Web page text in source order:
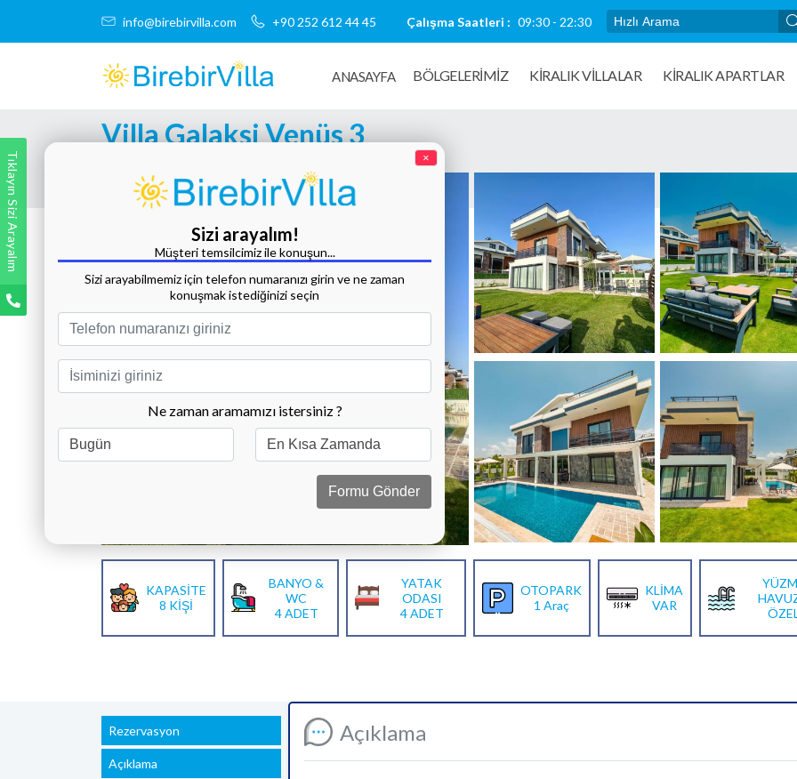
info@birebirvilla.com +90 252 612 44 45 Çalışma Saatleri : 09:30 - 22:30
ANASAYFA BÖLGELERİMİZ KIRALIK VILLALAR KİRALIK APARTLAR
Villa Galaksi Venüs 3
Tüm Fotoğrafları Göster
KAPASİTE
8 KİŞİ
BANYO &
WC
4 ADET
YATAK
ODASI
4 ADET
OTOPARK
1 Araç
KLİMA
VAR
Rezervasyon
Açıklama
Açıklama
Tıklayın Sizi Arayalım ×
Sizi arayalım!
Müşteri temsilcimiz ile konuşun...
Sizi arayabilmemiz için telefon numaranızı girin ve ne zaman
konuşmak istediğinizi seçin
Ne zaman aramamızı istersiniz ?
Formu Gönder